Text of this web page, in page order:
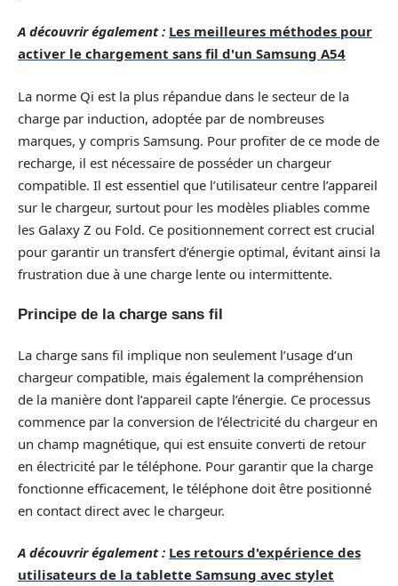
A découvrir également : Les meilleures méthodes pour
activer le chargement sans fil d'un Samsung A54
La norme Qi est la plus répandue dans le secteur de la
charge par induction, adoptée par de nombreuses
marques, y compris Samsung. Pour profiter de ce mode de
recharge, il est nécessaire de posséder un chargeur
compatible. Il est essentiel que l’utilisateur centre l’appareil
sur le chargeur, surtout pour les modèles pliables comme
les Galaxy Z ou Fold. Ce positionnement correct est crucial
pour garantir un transfert d’énergie optimal, évitant ainsi la
frustration due à une charge lente ou intermittente.
Principe de la charge sans fil
La charge sans fil implique non seulement l’usage d’un
chargeur compatible, mais également la compréhension
de la manière dont l’appareil capte l’énergie. Ce processus
commence par la conversion de l’électricité du chargeur en
un champ magnétique, qui est ensuite converti de retour
en électricité par le téléphone. Pour garantir que la charge
fonctionne efficacement, le téléphone doit être positionné
en contact direct avec le chargeur.
A découvrir également : Les retours d'expérience des
utilisateurs de la tablette Samsung avec stylet